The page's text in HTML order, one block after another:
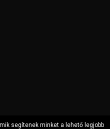
segítenek minket a lehető legjobb